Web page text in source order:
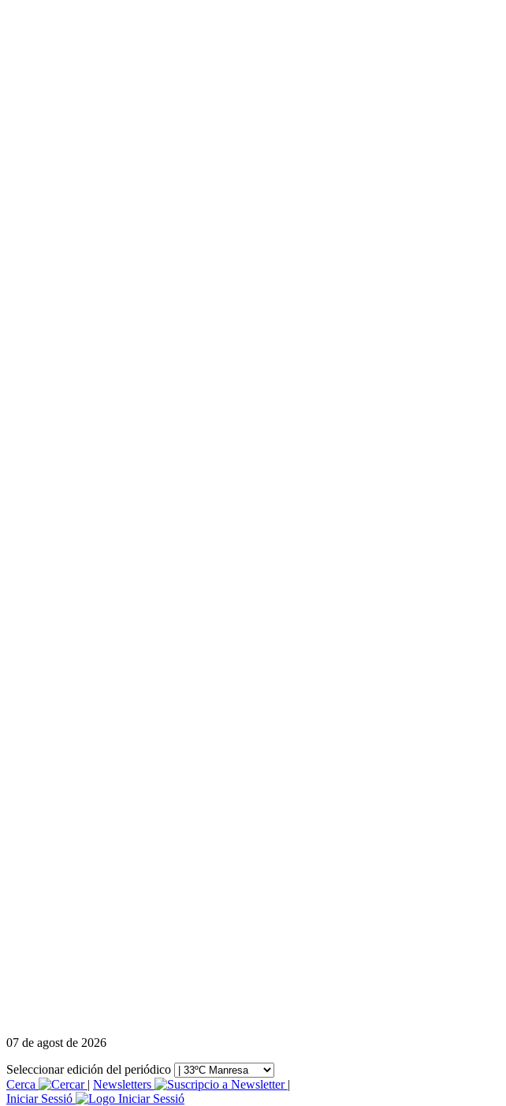
07 de agost de 2026
Seleccionar edición del periódico
Cerca
| Newsletters
|
Iniciar Sessió